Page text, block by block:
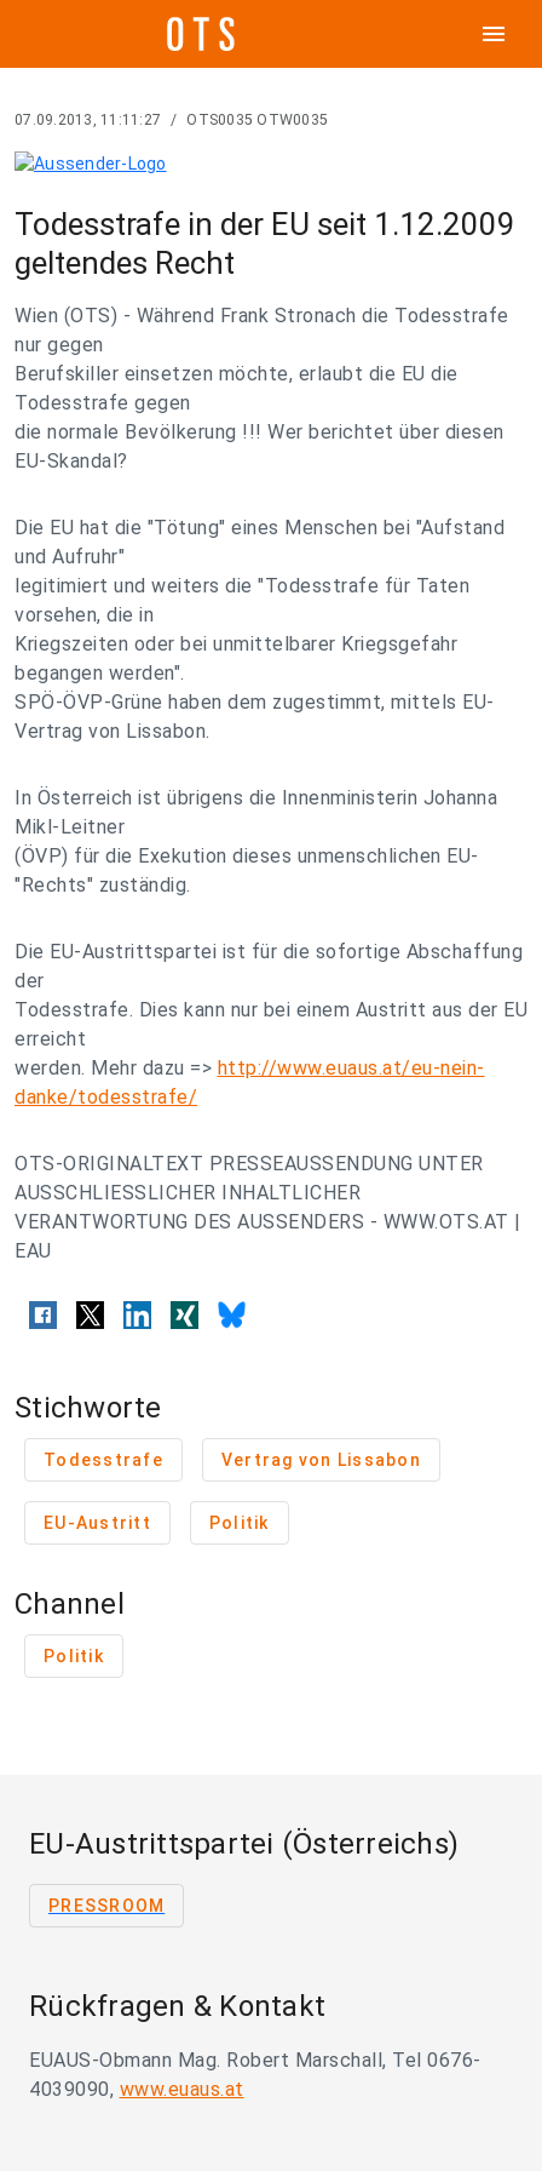
menu
07.09.2013, 11:11:27 / OTS0035 OTW0035
Todesstrafe in der EU seit 1.12.2009
geltendes Recht
Wien (OTS) - Während Frank Stronach die Todesstrafe
nur gegen
Berufskiller einsetzen möchte, erlaubt die EU die
Todesstrafe gegen
die normale Bevölkerung !!! Wer berichtet über diesen
EU-Skandal?
Die EU hat die "Tötung" eines Menschen bei "Aufstand
und Aufruhr"
legitimiert und weiters die "Todesstrafe für Taten
vorsehen, die in
Kriegszeiten oder bei unmittelbarer Kriegsgefahr
begangen werden".
SPÖ-ÖVP-Grüne haben dem zugestimmt, mittels EU-
Vertrag von Lissabon.
In Österreich ist übrigens die Innenministerin Johanna
Mikl-Leitner
(ÖVP) für die Exekution dieses unmenschlichen EU-
"Rechts" zuständig.
Die EU-Austrittspartei ist für die sofortige Abschaffung
der
Todesstrafe. Dies kann nur bei einem Austritt aus der EU
erreicht
werden. Mehr dazu => http://www.euaus.at/eu-nein-
danke/todesstrafe/
OTS-ORIGINALTEXT PRESSEAUSSENDUNG UNTER
AUSSCHLIESSLICHER INHALTLICHER
VERANTWORTUNG DES AUSSENDERS - WWW.OTS.AT |
EAU
Stichworte
Todesstrafe Vertrag von Lissabon
EU-Austritt Politik
Channel
Politik
EU-Austrittspartei (Österreichs)
PRESSROOM
Rückfragen & Kontakt
EUAUS-Obmann Mag. Robert Marschall, Tel 0676-
4039090, www.euaus.at